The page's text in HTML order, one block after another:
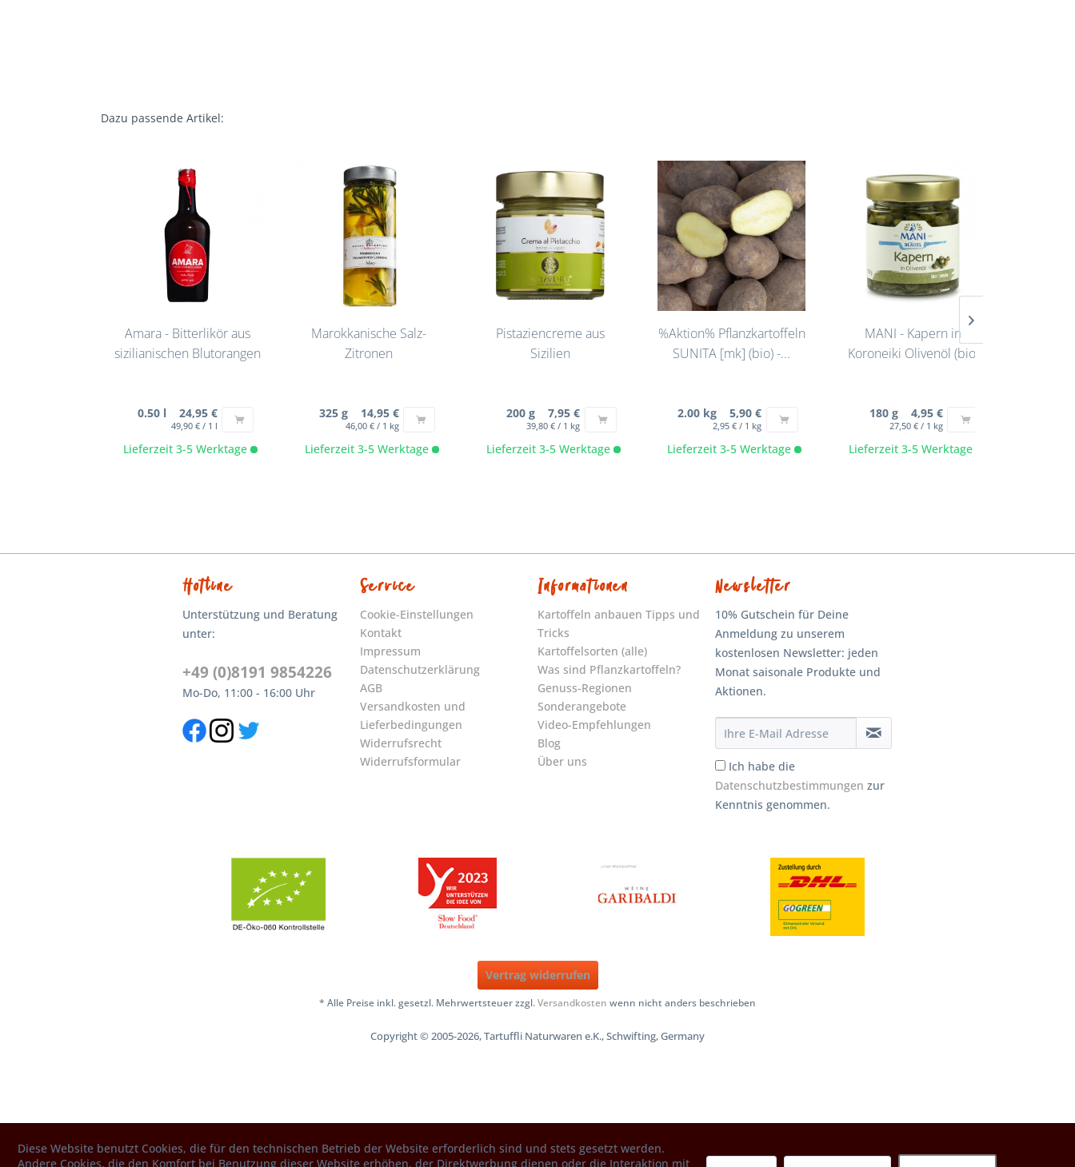
Dazu passende Artikel:
Amara - Bitterlikör aus
sizilianischen Blutorangen
Lieferzeit 3-5 Werktage
0.50 l 24,95 €
49,90 € / 1 l
Marokkanische Salz-
Zitronen
Lieferzeit 3-5 Werktage
325 g 14,95 €
46,00 € / 1 kg
Pistaziencreme aus
Sizilien
Lieferzeit 3-5 Werktage
200 g 7,95 €
39,80 € / 1 kg
%Aktion% Pflanzkartoffeln
SUNITA [mk] (bio) -...
Lieferzeit 3-5 Werktage
2.00 kg 5,90 €
2,95 € / 1 kg
MANI - Kapern in
Koroneiki Olivenöl (bio)
Lieferzeit 3-5 Werktage
180 g 4,95 €
27,50 € / 1 kg
Hotline
Unterstützung und Beratung
unter:
+49 (0)8191 9854226
Mo-Do, 11:00 - 16:00 Uhr
Service
Cookie-Einstellungen
Kontakt
Impressum
Datenschutzerklärung
AGB
Versandkosten und
Lieferbedingungen
Widerrufsrecht
Widerrufsformular
Informationen
Kartoffeln anbauen Tipps und
Tricks
Kartoffelsorten (alle)
Was sind Pflanzkartoffeln?
Genuss-Regionen
Sonderangebote
Video-Empfehlungen
Blog
Über uns
Newsletter
10% Gutschein für Deine
Anmeldung zu unserem
kostenlosen Newsletter: jeden
Monat saisonale Produkte und
Aktionen.
Ich habe die
Datenschutzbestimmungen zur
Kenntnis genommen.
Vertrag widerrufen
* Alle Preise inkl. gesetzl. Mehrwertsteuer zzgl.Versandkosten wenn nicht anders beschrieben
Copyright © 2005-2026, Tartuffli Naturwaren e.K., Schwifting, Germany
Diese Website benutzt Cookies, die für den technischen Betrieb der Website erforderlich sind und stets gesetzt werden.
Andere Cookies, die den Komfort bei Benutzung dieser Website erhöhen, der Direktwerbung dienen oder die Interaktion mit